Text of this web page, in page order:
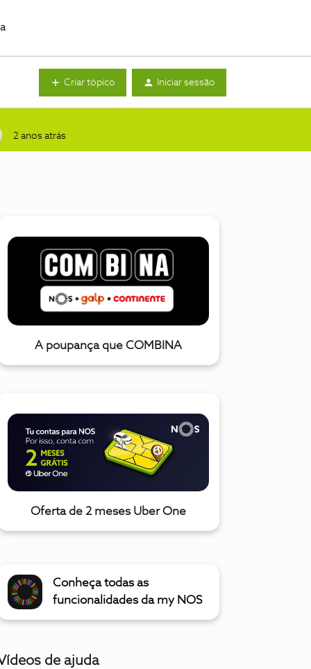
Criar tópico Iniciar sessão
2 anos atrás
A poupança que COMBINA
Oferta de 2 meses Uber One
Conheça todas as
funcionalidades da my NOS
de ajuda